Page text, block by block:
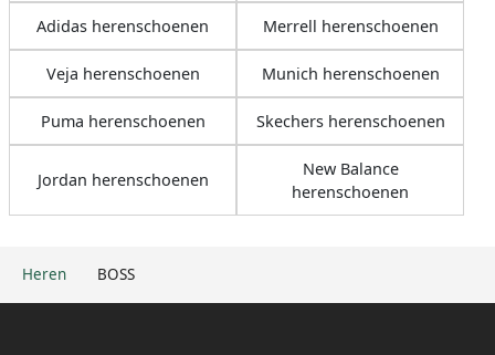
Heren BOSS
Adidas herenschoenen Merrell herenschoenen
Veja herenschoenen Munich herenschoenen
Puma herenschoenen Skechers herenschoenen
Jordan herenschoenen
New Balance
herenschoenen